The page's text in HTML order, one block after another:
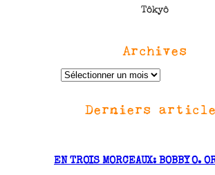
Tôkyô
Archives
A
v
Derniers
EN TROIS MORCEAUX: BOBBY O.